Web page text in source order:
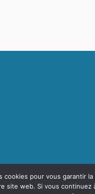
cookies pour vous garantir la
site web. Si vous continuez